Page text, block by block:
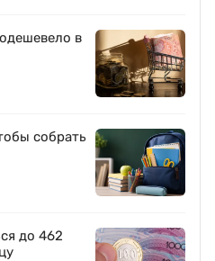
в
собрать
до 462